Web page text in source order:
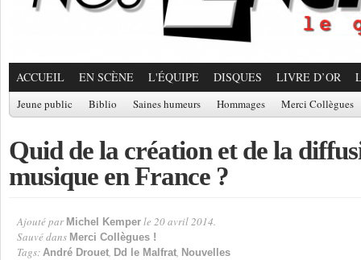
ACCUEIL EN SCÈNE L'ÉQUIPE DISQUES LIVRE D’OR
Jeune public Biblio Saines humeurs Hommages Merci Collègues
Quid de la création et de la
musique en France ?
Ajouté par Michel Kemper le 20 avril 2014.
Sauvé dans Merci Collègues !
Tags: André Drouet, Dd le Malfrat, Nouvelles